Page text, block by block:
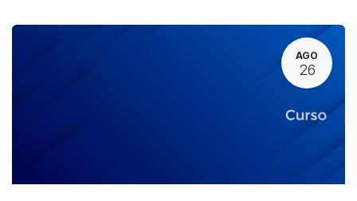
AGO
26